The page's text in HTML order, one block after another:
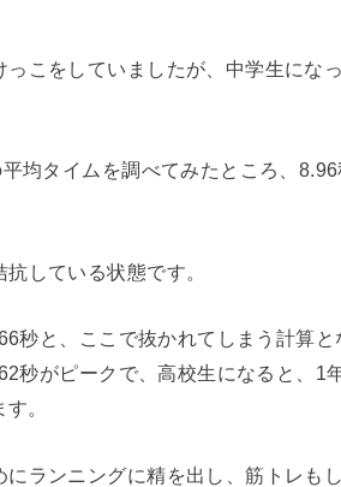
こをしていましたが、中学生にな
均タイムを調べてみたところ、
している状態です。
秒と、ここで抜かれてしまう計算と
秒がピークで、高校生になると、1
。
ランニングに精を出し、筋トレも